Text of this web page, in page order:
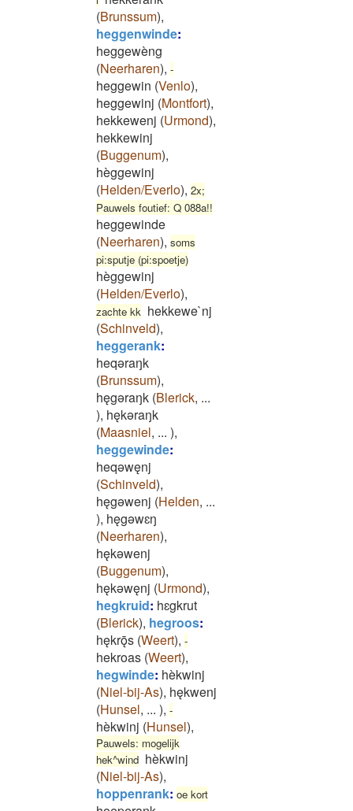
(Brunssum),
heggenwinde:
heggewèng
(Neerharen), -
heggewin (Venlo),
heggewinj (Montfort),
hekkewenj (Urmond),
hekkewinj
(Buggenum),
hèggewinj
(Helden/Everlo), 2x;
Pauwels foutief: Q 088a!!
heggewinde
(Neerharen), soms
pi:sputje (pi:spoetje)
hèggewinj
(Helden/Everlo),
zachte kk hekkewe`nj
(Schinveld),
heggerank:
heqǝraŋk
(Brunssum),
hęgǝraŋk (Blerick, ...
), hękǝraŋk
(Maasniel, ... ),
heggewinde:
heqǝwęnj
(Schinveld),
hęgǝwenj (Helden, ...
), hęgǝwɛŋ
(Neerharen),
hękǝwenj
(Buggenum),
hękǝwęnj (Urmond),
hegkruid: hɛgkrut
(Blerick), hegroos:
hękrǭs (Weert), -
hekroas (Weert),
hegwinde: hèkwinj
(Niel-bij-As), hękwenj
(Hunsel, ... ), -
hèkwinj (Hunsel),
Pauwels: mogelijk
hek^wind hèkwinj
(Niel-bij-As),
hoppenrank: oe kort